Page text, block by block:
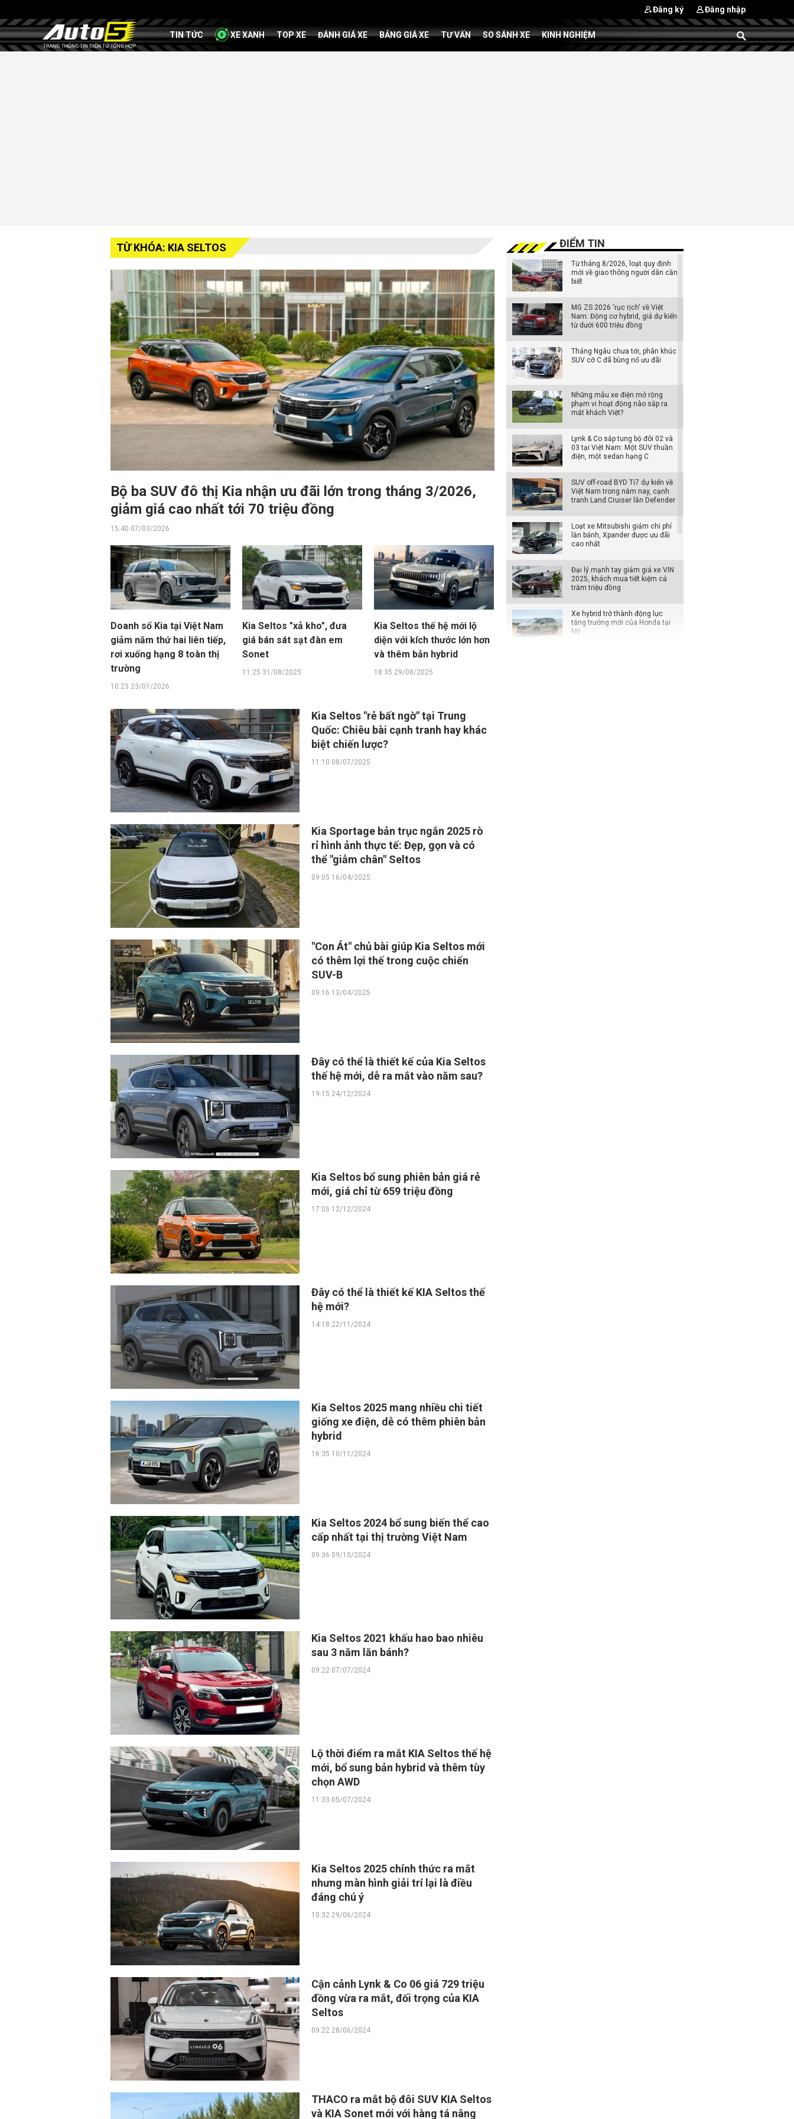
Đăng ký Đăng nhập
TIN TỨC XE XANH TOP XE ĐÁNH GIÁ XE BẢNG GIÁ XE TƯ VẤN SO SÁNH XE KINH NGHIỆM
TỪ KHÓA: KIA SELTOS
Bộ ba SUV đô thị Kia nhận ưu đãi lớn trong tháng 3/2026,
giảm giá cao nhất tới 70 triệu đồng
15:40 07/03/2026
Doanh số Kia tại Việt Nam
giảm năm thứ hai liên tiếp,
rơi xuống hạng 8 toàn thị
trường
10:23 23/01/2026
Kia Seltos "xả kho", đưa
giá bán sát sạt đàn em
Sonet
11:25 31/08/2025
Kia Seltos thế hệ mới lộ
diện với kích thước lớn hơn
và thêm bản hybrid
18:35 29/08/2025
Kia Seltos "rẻ bất ngờ" tại Trung
Quốc: Chiêu bài cạnh tranh hay khác
biệt chiến lược?
11:10 08/07/2025
Kia Sportage bản trục ngắn 2025 rò
rỉ hình ảnh thực tế: Đẹp, gọn và có
thể "giẫm chân" Seltos
09:05 16/04/2025
"Con Át" chủ bài giúp Kia Seltos mới
có thêm lợi thế trong cuộc chiến
SUV-B
09:16 13/04/2025
Đây có thể là thiết kế của Kia Seltos
thế hệ mới, dễ ra mắt vào năm sau?
19:15 24/12/2024
Kia Seltos bổ sung phiên bản giá rẻ
mới, giá chỉ từ 659 triệu đồng
17:05 12/12/2024
Đây có thể là thiết kế KIA Seltos thế
hệ mới?
14:18 22/11/2024
Kia Seltos 2025 mang nhiều chi tiết
giống xe điện, dễ có thêm phiên bản
hybrid
16:35 10/11/2024
Kia Seltos 2024 bổ sung biến thể cao
cấp nhất tại thị trường Việt Nam
09:36 09/10/2024
Kia Seltos 2021 khấu hao bao nhiêu
sau 3 năm lăn bánh?
09:22 07/07/2024
Lộ thời điểm ra mắt KIA Seltos thế hệ
mới, bổ sung bản hybrid và thêm tùy
chọn AWD
11:33 05/07/2024
Kia Seltos 2025 chính thức ra mắt
nhưng màn hình giải trí lại là điều
đáng chú ý
10:32 29/06/2024
Cận cảnh Lynk & Co 06 giá 729 triệu
đồng vừa ra mắt, đối trọng của KIA
Seltos
09:22 28/06/2024
THACO ra mắt bộ đôi SUV KIA Seltos
và KIA Sonet mới với hàng tá nâng
ĐIỂM TIN
Từ tháng 8/2026, loạt quy định
mới về giao thông người dân cần
biết
MG ZS 2026 'rục rịch' về Việt
Nam: Động cơ hybrid, giá dự kiến
từ dưới 600 triệu đồng
Tháng Ngâu chưa tới, phân khúc
SUV cỡ C đã bùng nổ ưu đãi
Những mẫu xe điện mở rộng
phạm vi hoạt động nào sắp ra
mắt khách Việt?
Lynk & Co sắp tung bộ đôi 02 và
03 tại Việt Nam: Một SUV thuần
điện, một sedan hạng C
SUV off-road BYD Ti7 dự kiến về
Việt Nam trong năm nay, cạnh
tranh Land Cruiser lẫn Defender
Loạt xe Mitsubishi giảm chi phí
lăn bánh, Xpander được ưu đãi
cao nhất
Đại lý mạnh tay giảm giá xe VIN
2025, khách mua tiết kiệm cả
trăm triệu đồng
Xe hybrid trở thành động lực
tăng trưởng mới của Honda tại
Mỹ